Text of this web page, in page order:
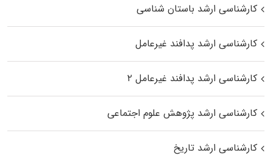
کارشناسی ارشد باستان شناسی
کارشناسی ارشد پدافند غیرعامل
کارشناسی ارشد پدافند غیرعامل ۲
کارشناسی ارشد پژوهش علوم اجتماعی
کارشناسی ارشد تاریخ